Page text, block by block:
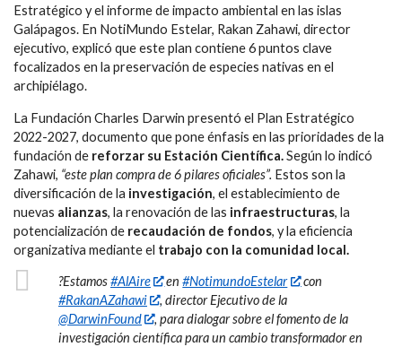
Estratégico y el informe de impacto ambiental en las islas
Galápagos. En NotiMundo Estelar, Rakan Zahawi, director
ejecutivo, explicó que este plan contiene 6 puntos clave
focalizados en la preservación de especies nativas en el
archipiélago.
La Fundación Charles Darwin presentó el Plan Estratégico
2022-2027, documento que pone énfasis en las prioridades de la
fundación de reforzar su Estación Científica.Según lo indicó
Zahawi, “este plan compra de 6 pilares oficiales”. Estos son la
diversificación de la investigación, el establecimiento de
nuevas alianzas, la renovación de las infraestructuras, la
potencialización de recaudación de fondos, y la eficiencia
organizativa mediante el trabajo con la comunidad local.
?Estamos#AlAire en#NotimundoEstelar
con
#RakanAZahawi
, director Ejecutivo de la
@DarwinFound
, para dialogar sobre el fomento de la
investigación científica para un cambio transformador en